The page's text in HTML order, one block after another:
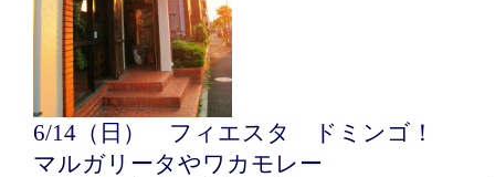
6/14（日） フィエスタ ドミンゴ！
マルガリータやワカモレー